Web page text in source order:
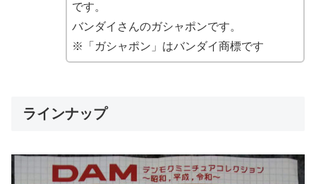
です。
バンダイさんのガシャポンです。
※「ガシャポン」はバンダイ商標です
ラインナップ